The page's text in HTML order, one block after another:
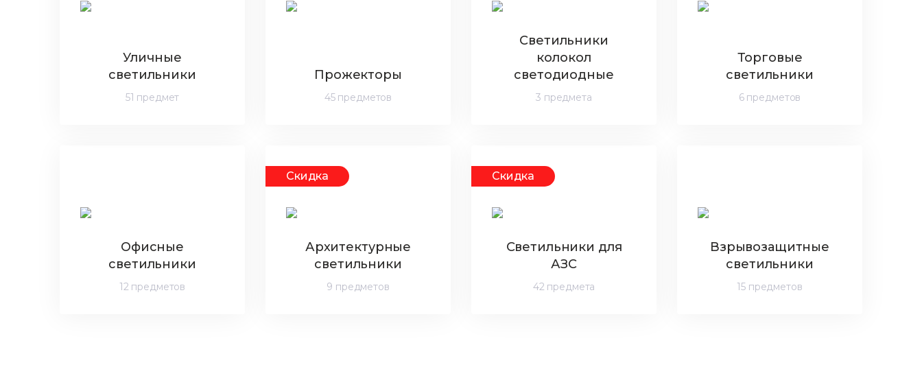
Уличные
светильники
51 предмет
Прожекторы
45 предметов
Светильники
колокол
светодиодные
3 предмета
Торговые
светильники
6 предметов
Офисные
светильники
12 предметов
Архитектурные
светильники
9 предметов
Скидка
Светильники для
АЗС
42 предмета
Скидка
Взрывозащитные
светильники
15 предметов